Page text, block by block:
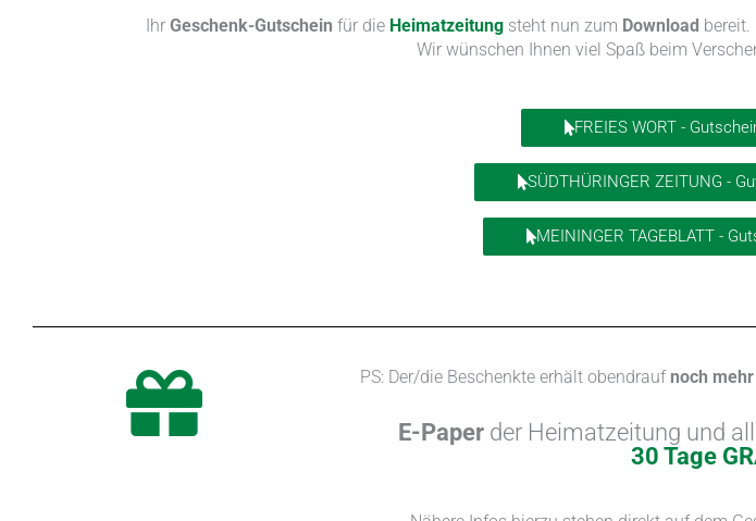
Ihr Geschenk-Gutschein für die Heimatzeitung steht nun zum Download
Wir wünschen Ihnen viel Spaß beim
FREIES WORT -
SÜDTHÜRINGER ZEITUNG -
MEININGER TAGEBLATT -
PS: Der/die Beschenkte erhält obendrauf noch
E-Paper der Heimatzeitung und
30 Tage